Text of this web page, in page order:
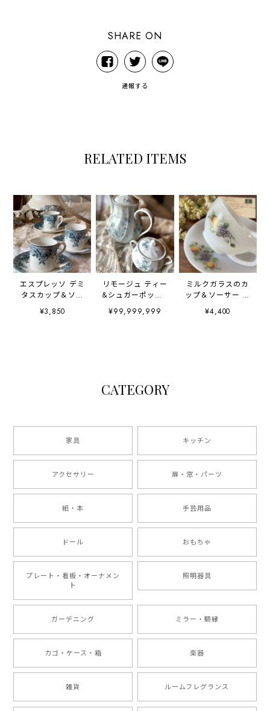
SHARE ON
通報する
RELATED ITEMS
エスプレッソ デミ
タスカップ＆ソー
サーセット
MOULIN DES
¥3,850
リモージュ ティー
&シュガーポット2
セット LIMOGES
B&Co gabrielleシ
¥99,999,999
ミルクガラスのカ
ップ＆ソーサー 洋
梨と葡萄の柄
¥4,400
CATEGORY
家具 キッチン
アクセサリー 扉・窓・パーツ
紙・本 手芸用品
ドール おもちゃ
プレート・看板・オーナメン
ト
照明器具
ガーデニング ミラー・額縁
カゴ・ケース・箱 楽器
雑貨 ルームフレグランス